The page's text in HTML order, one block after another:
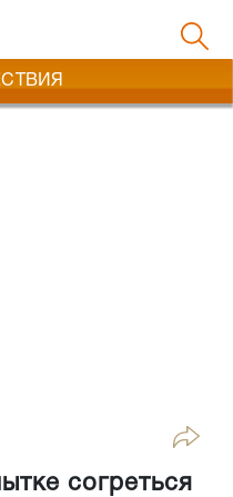
согреться